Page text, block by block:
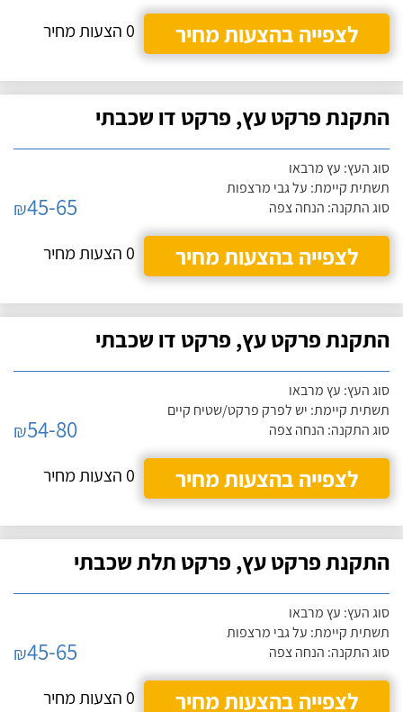
לצפייה בהצעות מחיר
0 הצעות מחיר
התקנת פרקט עץ, פרקט דו שכבתי
סוג העץ: עץ מרבאו
תשתית קיימת: על גבי מרצפות
סוג התקנה: הנחה צפה
₪45-65
לצפייה בהצעות מחיר
0 הצעות מחיר
התקנת פרקט עץ, פרקט דו שכבתי
סוג העץ: עץ מרבאו
תשתית קיימת: יש לפרק פרקט/שטיח קיים
סוג התקנה: הנחה צפה
₪54-80
לצפייה בהצעות מחיר
0 הצעות מחיר
התקנת פרקט עץ, פרקט תלת שכבתי
סוג העץ: עץ מרבאו
תשתית קיימת: על גבי מרצפות
סוג התקנה: הנחה צפה
₪45-65
לצפייה בהצעות מחיר
0 הצעות מחיר